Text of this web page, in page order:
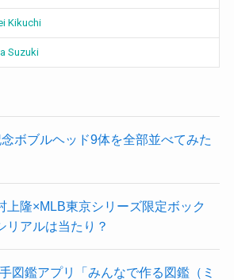
Kikuchi
Suzuki
ボブルヘッド9体を全部並べてみた
上隆×MLB東京シリーズ限定ボック
リアルは当たり？
図鑑アプリ「みんなで作る図鑑（ミ